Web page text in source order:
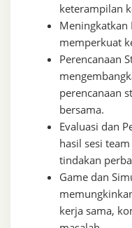
keterampilan
Meningkatkan
memperkuat
Perencanaan
perencanaan
bersama.
Evaluasi dan
hasil sesi
tindakan
Game dan
kerja sama,